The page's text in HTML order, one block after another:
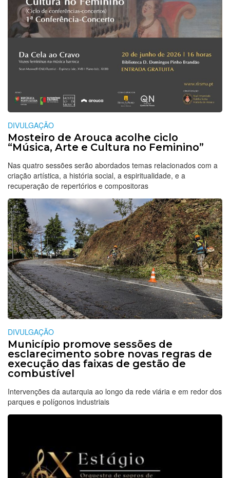
DIVULGAÇÃO
Mosteiro de Arouca acolhe ciclo
“Música, Arte e Cultura no Feminino”
Nas quatro sessões serão abordados temas relacionados com a
criação artística, a história social, a espiritualidade, e a
recuperação de repertórios e compositoras
DIVULGAÇÃO
Município promove sessões de
esclarecimento sobre novas regras de
execução das faixas de gestão de
combustível
Intervenções da autarquia ao longo da rede viária e em redor dos
parques e polígonos industriais